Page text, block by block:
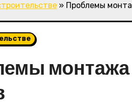
» Проблемы
монтажа